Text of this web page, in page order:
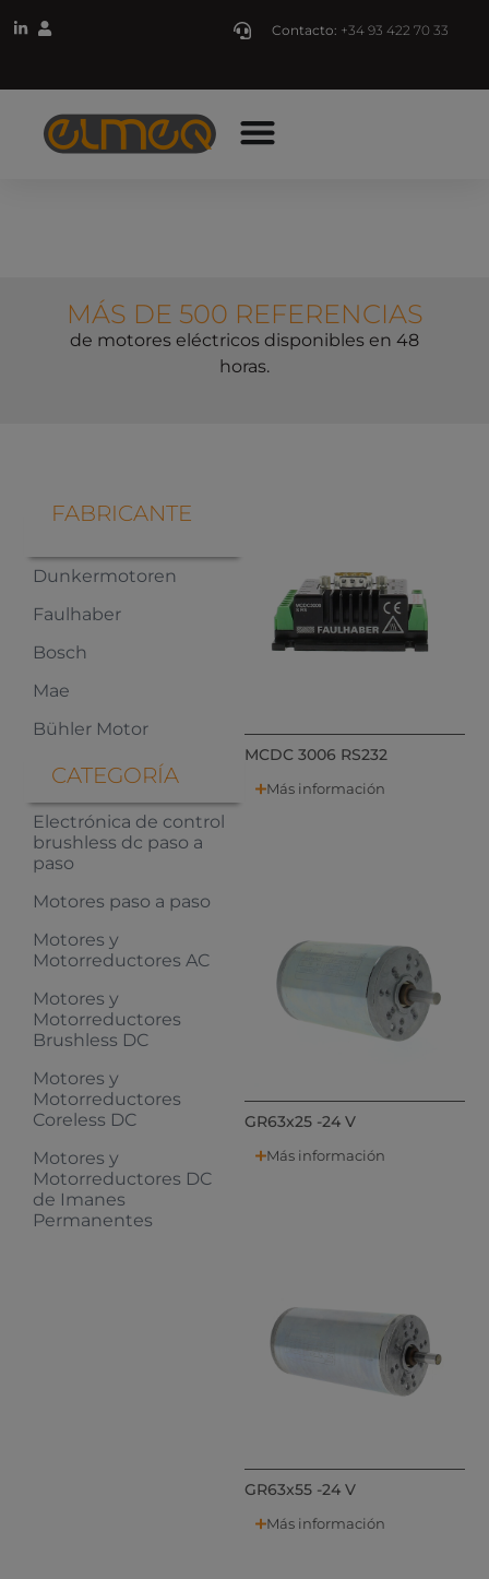
Contacto: +34 93 422 70 33
MÁS DE 500 REFERENCIAS
de motores eléctricos disponibles en 48
horas.
FABRICANTE
Dunkermotoren
Faulhaber
Bosch
Mae
Bühler Motor
CATEGORÍA
Electrónica de control
brushless dc paso a
paso
Motores paso a paso
Motores y
Motorreductores AC
Motores y
Motorreductores
Brushless DC
Motores y
Motorreductores
Coreless DC
Motores y
Motorreductores DC
de Imanes
Permanentes
MCDC 3006 RS232
Más información
GR63x25 -24 V
Más información
GR63x55 -24 V
Más información